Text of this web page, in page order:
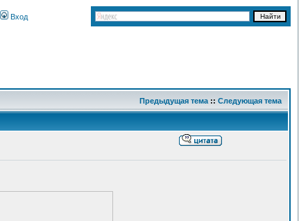
Вход
Предыдущая тема :: Следующая тема